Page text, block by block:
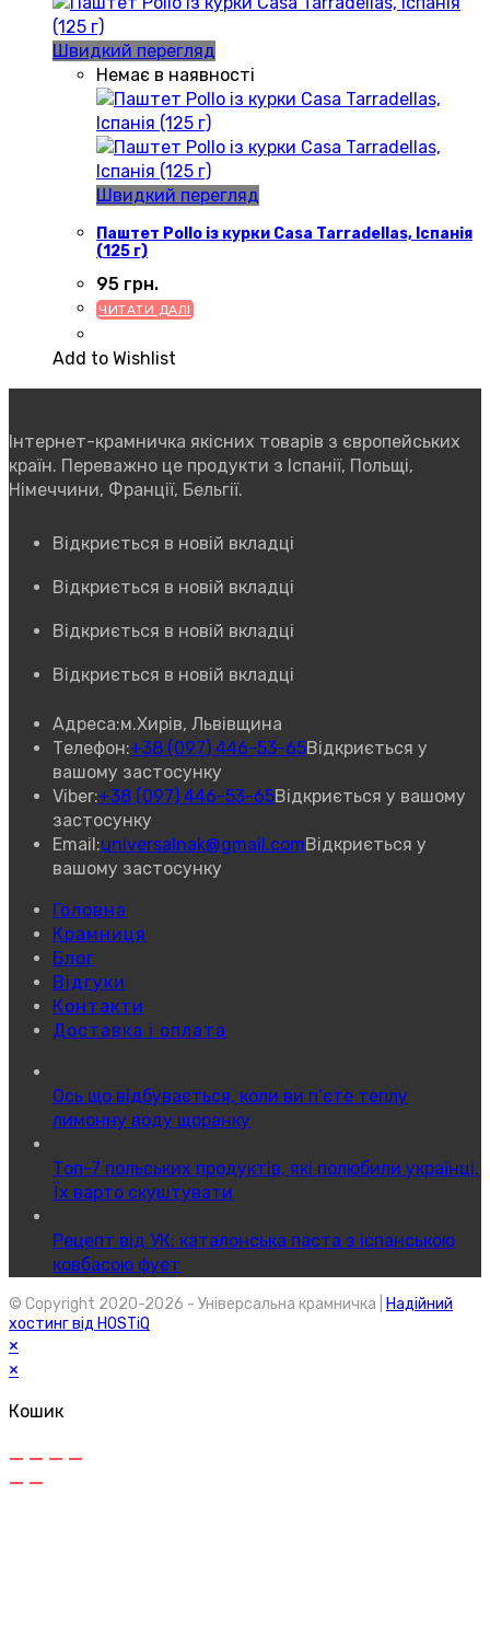
Швидкий перегляд
Немає в наявності
Швидкий перегляд
Паштет Pollo із курки Casa Tarradellas, Іспанія
(125 г)
95 грн.
ЧИТАТИ ДАЛІ
Add to Wishlist
Інтернет-крамничка якісних товарів з європейських
країн. Переважно це продукти з Іспанії, Польщі,
Німеччини, Франції, Бельгії.
Відкриється в новій вкладці
Відкриється в новій вкладці
Відкриється в новій вкладці
Відкриється в новій вкладці
Адреса:м.Хирів, Львівщина
Телефон:+38 (097) 446-53-65Відкриється у
вашому застосунку
Viber:+38 (097) 446-53-65Відкриється у вашому
застосунку
Email:universalnak@gmail.comВідкриється у
вашому застосунку
Головна
Крамниця
Блог
Відгуки
Контакти
Доставка і оплата
Ось що відбувається, коли ви п’єте теплу
лимонну воду щоранку
Топ-7 польських продуктів, які полюбили українці.
Їх варто скуштувати
Рецепт від УК: каталонська паста з іспанською
ковбасою фует
© Copyright 2020-2026 - Універсальна крамничка |
Надійний
хостинг від HOSTiQ
×
×
Кошик